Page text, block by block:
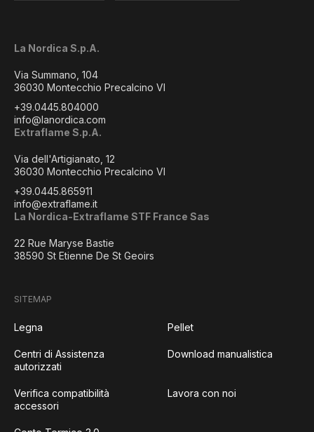
La Nordica S.p.A.
Via Summano, 104
36030 Montecchio Precalcino VI
+39.0445.804000
info@lanordica.com
Extraflame S.p.A.
Via dell'Artigianato, 12
36030 Montecchio Precalcino VI
+39.0445.865911
info@extraflame.it
La Nordica-Extraflame STF France Sas
22 Rue Maryse Bastie
38590 St Etienne De St Geoirs
SITEMAP
Legna Pellet
Centri di Assistenza
autorizzati
Download manualistica
Verifica compatibilità
accessori
Lavora con noi